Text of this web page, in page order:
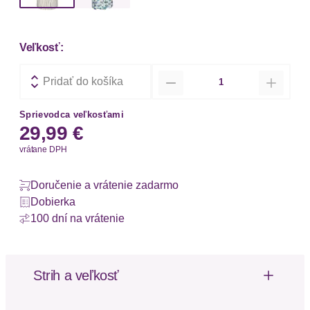
Veľkosť:
Pridať do košíka
Sprievodca veľkosťami
29,99 €
vrátane DPH
Doručenie a vrátenie zadarmo
Dobierka
100 dní na vrátenie
Strih a veľkosť